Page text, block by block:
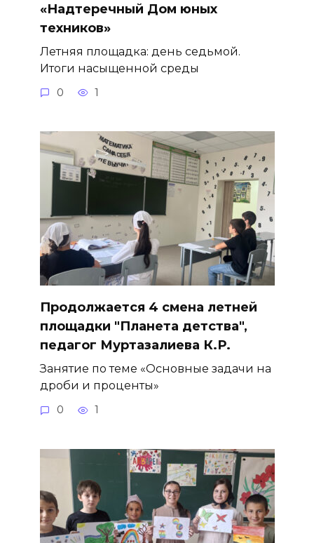
«Надтеречный Дом юных
техников»
Летняя площадка: день седьмой.
Итоги насыщенной среды
0 1
Продолжается 4 смена летней
площадки "Планета детства",
педагог Муртазалиева К.Р.
Занятие по теме «Основные задачи на
дроби и проценты»
0 1